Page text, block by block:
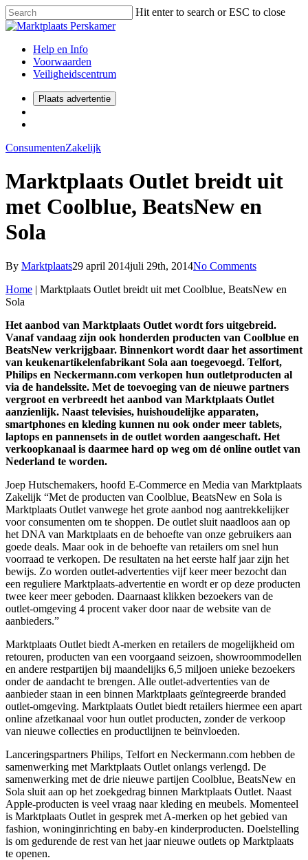
Hit enter to search or ESC to close
Help en Info
Voorwaarden
Veiligheidscentrum
Plaats advertentie
ConsumentenZakelijk
Marktplaats Outlet breidt uit
met Coolblue, BeatsNew en
Sola
By Marktplaats29 april 2014juli 29th, 2014No Comments
Home | Marktplaats Outlet breidt uit met Coolblue, BeatsNew en
Sola
Het aanbod van Marktplaats Outlet wordt fors uitgebreid.
Vanaf vandaag zijn ook honderden producten van Coolblue en
BeatsNew verkrijgbaar. Binnenkort wordt daar het assortiment
van keukenartikelenfabrikant Sola aan toegevoegd. Telfort,
Philips en Neckermann.com verkopen hun outletproducten al
via de handelssite. Met de toevoeging van de nieuwe partners
vergroot en verbreedt het aanbod van Marktplaats Outlet
aanzienlijk. Naast televisies, huishoudelijke apparaten,
smartphones en kleding kunnen nu ook onder meer tablets,
laptops en pannensets in de outlet worden aangeschaft. Het
verkoopkanaal is daarmee hard op weg om dé online outlet van
Nederland te worden.
Joep Hutschemakers, hoofd E-Commerce en Media van Marktplaats
Zakelijk “Met de producten van Coolblue, BeatsNew en Sola is
Marktplaats Outlet vanwege het grote aanbod nog aantrekkelijker
voor consumenten om te shoppen. De outlet sluit naadloos aan op
het DNA van Marktplaats en de behoefte van onze gebruikers aan
goede deals. Maar ook in de behoefte van retailers om snel hun
voorraad te verkopen. De resultaten na het eerste half jaar zijn het
bewijs. Zo worden outlet-advertenties vijf keer meer bezocht dan
een reguliere Marktplaats-advertentie en wordt er op deze producten
twee keer meer geboden. Daarnaast klikken bezoekers van de
outlet-omgeving 4 procent vaker door naar de website van de
aanbieders.”
Marktplaats Outlet biedt A-merken en retailers de mogelijkheid om
retouren, producten van een voorgaand seizoen, showroommodellen
en andere restpartijen bij maandelijks 6,5 miljoen unieke bezoekers
onder de aandacht te brengen. Alle outlet-advertenties van de
aanbieder staan in een binnen Marktplaats geïntegreerde branded
outlet-omgeving. Marktplaats Outlet biedt retailers hiermee een apart
online afzetkanaal voor hun outlet producten, zonder de verkoop
van nieuwe collecties en productlijnen te beïnvloeden.
Lanceringspartners Philips, Telfort en Neckermann.com hebben de
samenwerking met Marktplaats Outlet onlangs verlengd. De
samenwerking met de drie nieuwe partijen Coolblue, BeatsNew en
Sola sluit aan op het zoekgedrag binnen Marktplaats Outlet. Naast
Apple-producten is veel vraag naar kleding en meubels. Momenteel
is Marktplaats Outlet in gesprek met A-merken op het gebied van
fashion, woninginrichting en baby-en kinderproducten. Doelstelling
is om gedurende de rest van het jaar nieuwe outlets op Marktplaats
te openen.